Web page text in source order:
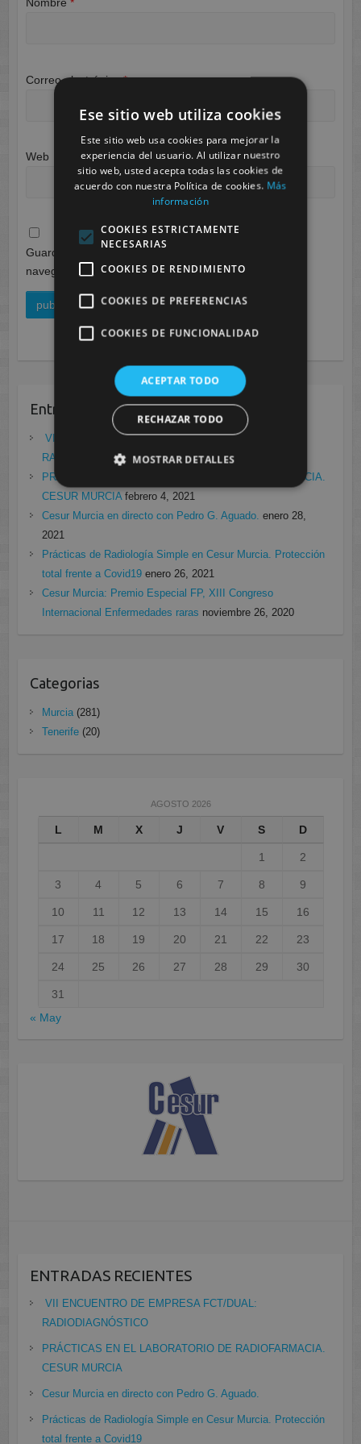
Nombre *
Correo electrónico*
Web
Guarda mi nombre, correo electrónico y web en este
navegador para la próxima vez que comente.
Entradas recientes
VII ENCUENTRO DE EMPRESA FCT/DUAL:
RADIODIAGNÓSTICO mayo 21, 2021
PRÁCTICAS EN EL LABORATORIO DE RADIOFARMACIA.
CESUR MURCIA febrero 4, 2021
Cesur Murcia en directo con Pedro G. Aguado. enero 28,
2021
Prácticas de Radiología Simple en Cesur Murcia. Protección
total frente a Covid19 enero 26, 2021
Cesur Murcia: Premio Especial FP, XIII Congreso
Internacional Enfermedades raras noviembre 26, 2020
Categorias
Murcia(281)
Tenerife(20)
AGOSTO 2026
L M X J V S D
1 2
3 4 5 6 7 8 9
10 11 12 13 14 15 16
17 18 19 20 21 22 23
24 25 26 27 28 29 30
31
« May
ENTRADAS RECIENTES
VII ENCUENTRO DE EMPRESA FCT/DUAL:
RADIODIAGNÓSTICO
PRÁCTICAS EN EL LABORATORIO DE RADIOFARMACIA.
CESUR MURCIA
Cesur Murcia en directo con Pedro G. Aguado.
Prácticas de Radiología Simple en Cesur Murcia. Protección
total frente a Covid19
Ese sitio web utiliza cookies
Este sitio web usa cookies para mejorar la
experiencia del usuario. Al utilizar nuestro
sitio web, usted acepta todas las cookies de
acuerdo con nuestra Política de cookies. Más
información
COOKIES ESTRICTAMENTE
NECESARIAS
COOKIES DE RENDIMIENTO
COOKIES DE PREFERENCIAS
COOKIES DE FUNCIONALIDAD
ACEPTAR TODO
RECHAZAR TODO
MOSTRAR DETALLES